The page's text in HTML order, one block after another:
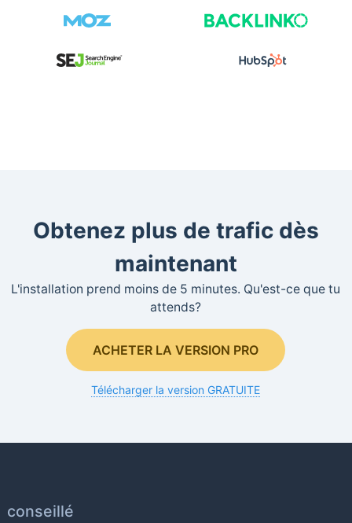
Obtenez plus de trafic dès
maintenant
L'installation prend moins de 5 minutes. Qu'est-ce que tu
attends?
ACHETER LA VERSION PRO
Télécharger la version GRATUITE
conseillé